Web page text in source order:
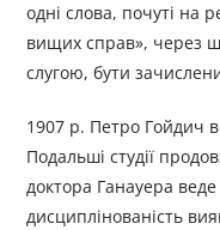
одні слова, почуті на
вищих справ», через
слугою, бути
1907 р. Петро Гойдич
Подальші студії
доктора Ганауера
дисциплінованість